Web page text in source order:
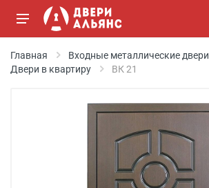
Главная
Входные металлические двери
Двери в квартиру
ВК 21